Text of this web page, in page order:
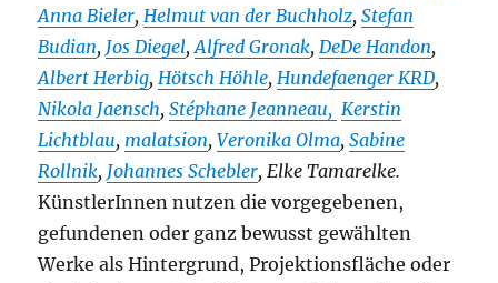
Anna Bieler,Helmut van der Buchholz,Stefan
Budian, Jos Diegel,Alfred Gronak,DeDe Handon,
Albert Herbig,Hötsch Höhle,Hundefaenger KRD,
Nikola Jaensch,Stéphane Jeanneau, Kerstin
Lichtblau, malatsion,Veronika Olma,Sabine
Rollnik, Johannes Schebler, Elke Tamarelke.
KünstlerInnen nutzen die vorgegebenen,
gefundenen oder ganz bewusst gewählten
Werke als Hintergrund, Projektionsfläche oder